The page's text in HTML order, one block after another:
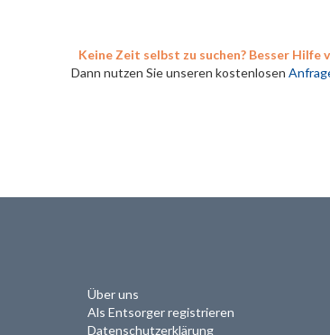
Keine Zeit selbst zu suchen? Besser Hilfe
Dann nutzen Sie unseren kostenlosen
Über uns
Als Entsorger registrieren
Datenschutzerklärung